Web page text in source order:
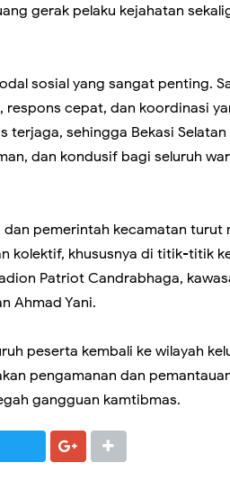
gerak pelaku kejahatan
sosial yang sangat penting.
respons cepat, dan koordinasi
terjaga, sehingga Bekasi
dan kondusif bagi seluruh
dan pemerintah kecamatan turut
kolektif, khususnya di titik-titik
Patriot Candrabhaga,
Ahmad Yani.
peserta kembali ke wilayah
pengamanan dan
gangguan kamtibmas.